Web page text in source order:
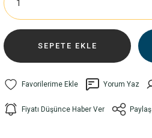
SEPETE EKLE
Yorum Yaz
Fiyatı Düşünce Haber Ver Paylaş